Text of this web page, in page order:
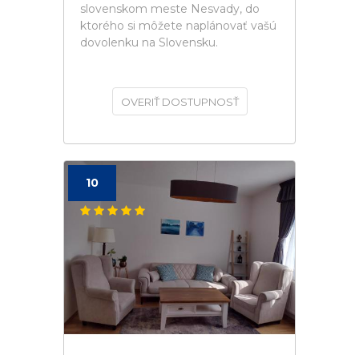
slovenskom meste Nesvady, do
ktorého si môžete naplánovať vašú
dovolenku na Slovensku.
OVERIŤ DOSTUPNOSŤ
10